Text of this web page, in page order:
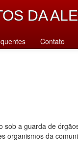
DA
Contato
a guarda de
da